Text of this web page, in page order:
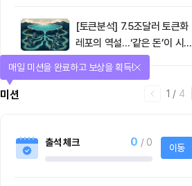
학’
[토큰분석] 7.5조달러 토큰화
레포의 역설…‘같은 돈’이 시장
1 / 4
미션
매일 미션을 완료하고 보상을 획득!
출석 체크 0 / 0 이동